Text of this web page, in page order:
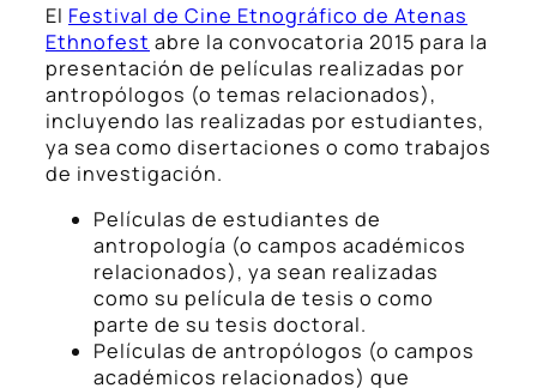
El Festival de Cine Etnográfico de Atenas
Ethnofest abre la convocatoria 2015 para la
presentación de películas realizadas por
antropólogos (o temas relacionados),
incluyendo las realizadas por estudiantes,
ya sea como disertaciones o como trabajos
de investigación.
Películas de estudiantes de
antropología (o campos académicos
relacionados), ya sean realizadas
como su película de tesis o como
parte de su tesis doctoral.
Películas de antropólogos (o campos
académicos relacionados) que